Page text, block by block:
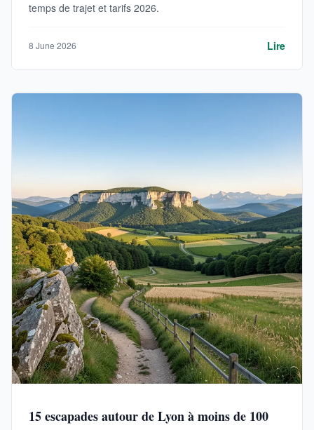
temps de trajet et tarifs 2026.
8 June 2026 Lire
15 escapades autour de Lyon à moins de 100